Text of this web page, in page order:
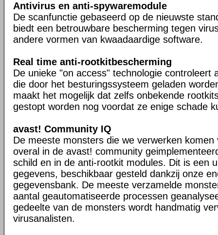
Antivirus en anti-spywaremodule
De scanfunctie gebaseerd op de nieuwste
biedt een betrouwbare bescherming tegen
andere vormen van kwaadaardige software.
Real time anti-rootkitbescherming
De unieke "on access" technologie controleert
die door het besturingssysteem geladen
maakt het mogelijk dat zelfs onbekende
gestopt worden nog voordat ze enige schade
avast! Community IQ
De meeste monsters die we verwerken
overal in de avast! community
schild en in de anti-rootkit modules. Dit is een
gegevens, beschikbaar gesteld dankzij onze
gegevensbank. De meeste verzamelde
aantal geautomatiseerde processen
gedeelte van de monsters wordt handmatig
virusanalisten.